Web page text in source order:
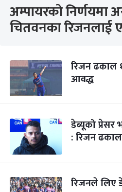
अम्पायरको निर्णयमा
चितवनका रिजनलाई
रिजन ढकाल
आवद्ध
डेब्यूको प्रेसर
: रिजन ढकाल
रिजनले लिए